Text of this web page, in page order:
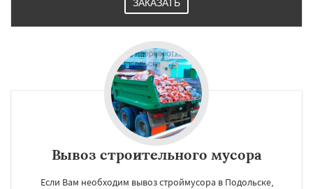
ЗАКАЗАТЬ
Вывоз строительного мусора
Если Вам необходим вывоз строймусора в Подольске,